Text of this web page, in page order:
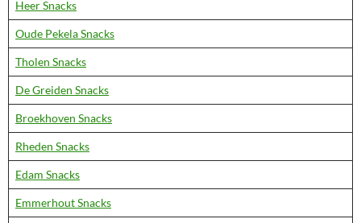
Heer Snacks
Oude Pekela Snacks
Tholen Snacks
De Greiden Snacks
Broekhoven Snacks
Rheden Snacks
Edam Snacks
Emmerhout Snacks